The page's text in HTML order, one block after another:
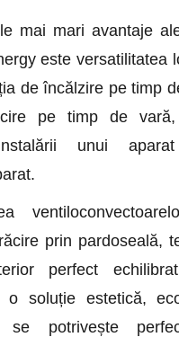
mai mari avantaje
este versatilitatea
de încălzire pe timp
pe timp de vară,
instalării unui
prin pardoseală,
perfect
o soluție estetică,
se potrivește